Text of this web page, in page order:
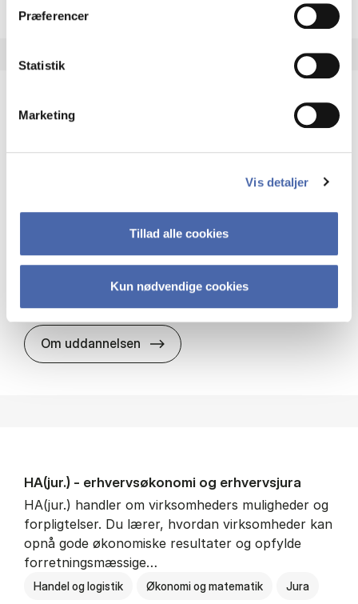
Præferencer
Statistik
Marketing
Vis detaljer
Tillad alle cookies
Kun nødvendige cookies
HA(it.) - erhvervs­økonomi og informations­
virksomheders muligheder og udfordringer inden
Organisation og ledelse
Om uddannelsen HA(it.) - erhvervs­økonomi og
HA(jur.) - erhvervs­økonomi og erhvervs­jura
HA(jur.) handler om virksomheders muligheder og
forpligtelser. Du lærer, hvordan virksomheder kan
opnå gode økonomiske resultater og opfylde
forretningsmæssige…
Handel og logistik Økonomi og matematik Jura